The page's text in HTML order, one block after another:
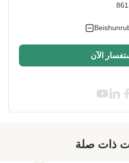
الأنبوب الداخلي 90 مم
الآن
ذات صلة